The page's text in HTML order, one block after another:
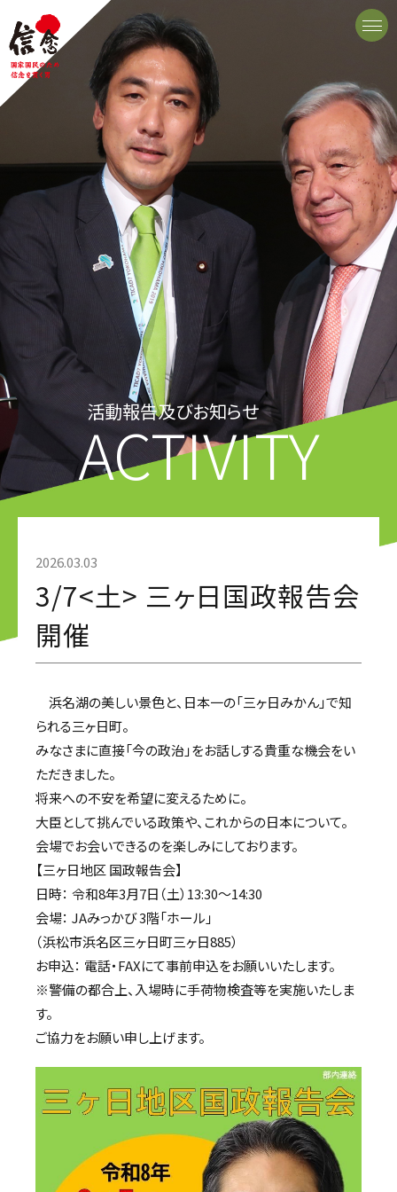
活動報告及びお知らせ
ACTIVITY
3/7<土> 三ヶ日国政報告会
開催
2026.03.03
浜名湖の美しい景色と、日本一の「三ヶ日みかん」で知
られる三ヶ日町。
みなさまに直接「今の政治」をお話しする貴重な機会をい
ただきました。
将来への不安を希望に変えるために。
大臣として挑んでいる政策や、これからの日本について。
会場でお会いできるのを楽しみにしております。
【三ヶ日地区 国政報告会】
日時： 令和8年3月7日（土）13:30～14:30
会場： JAみっかび 3階「ホール」
（浜松市浜名区三ヶ日町三ヶ日885）
お申込： 電話・FAXにて事前申込をお願いいたします。
※警備の都合上、入場時に手荷物検査等を実施いたしま
す。
ご協力をお願い申し上げます。